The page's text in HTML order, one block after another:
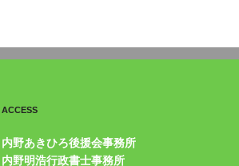
ACCESS
内野あきひろ後援会事務所
内野明浩行政書士事務所